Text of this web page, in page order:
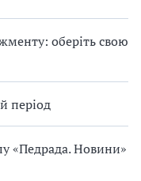
оберіть свою
період
«Педрада. Новини»